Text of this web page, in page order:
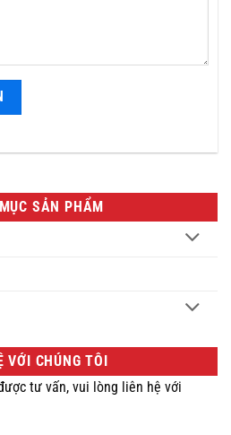
SẢN PHẨM
VỚI CHÚNG TÔI
tư vấn, vui lòng liên hệ với